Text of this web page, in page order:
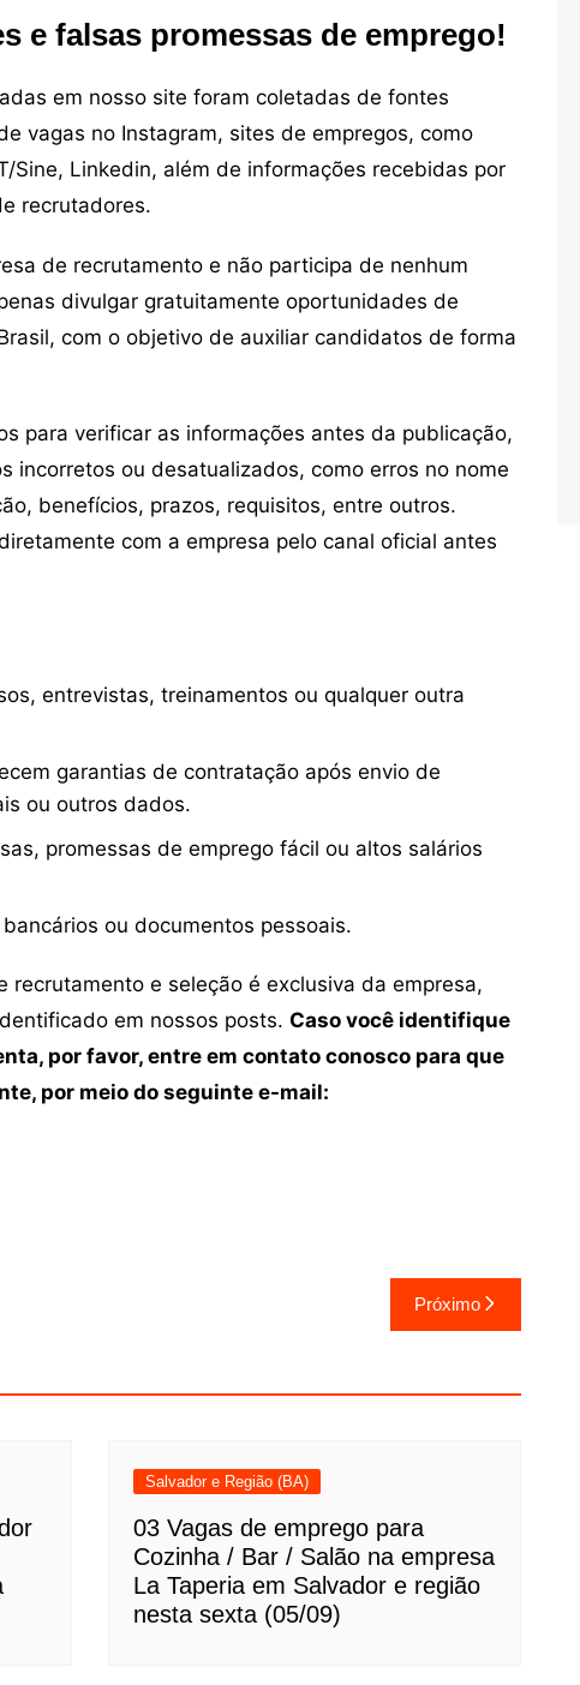
e falsas promessas de emprego!
em nosso site foram coletadas de fontes
vagas no Instagram, sites de empregos, como
Sine, Linkedin, além de informações recebidas por
recrutadores.
de recrutamento e não participa de nenhum
divulgar gratuitamente oportunidades de
com o objetivo de auxiliar candidatos de forma
para verificar as informações antes da publicação,
incorretos ou desatualizados, como erros no nome
benefícios, prazos, requisitos, entre outros.
com a empresa pelo canal oficial antes
entrevistas, treinamentos ou qualquer outra
garantias de contratação após envio de
ou outros dados.
promessas de emprego fácil ou altos salários
ou documentos pessoais.
e seleção é exclusiva da empresa,
em nossos posts. Caso você identifique
por favor, entre em contato conosco para que
por meio do seguinte e-mail:
Próximo
Salvador e Região (BA)
03 Vagas de emprego para
Cozinha / Bar / Salão na empresa
La Taperia em Salvador e região
nesta sexta (05/09)